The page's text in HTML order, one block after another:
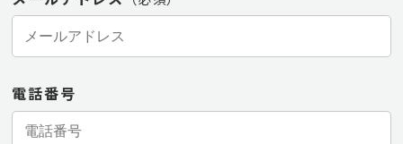
電話番号